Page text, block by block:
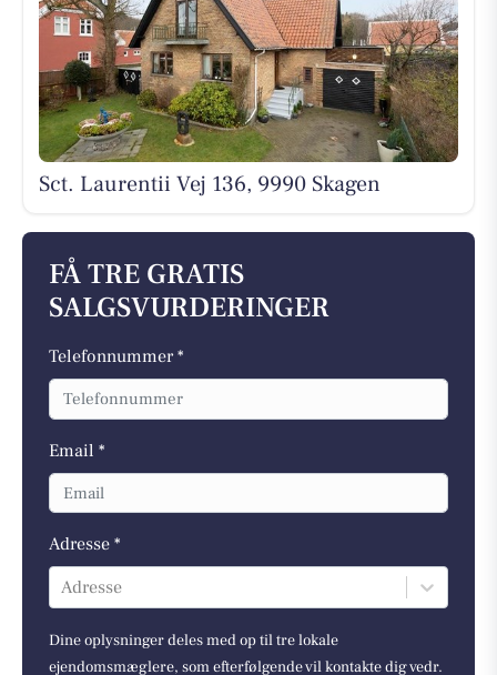
Sct. Laurentii Vej 136, 9990 Skagen
FÅ TRE GRATIS
SALGSVURDERINGER
Telefonnummer *
Email *
Adresse *
Adresse
Dine oplysninger deles med op til tre lokale
ejendomsmæglere, som efterfølgende vil kontakte dig vedr.